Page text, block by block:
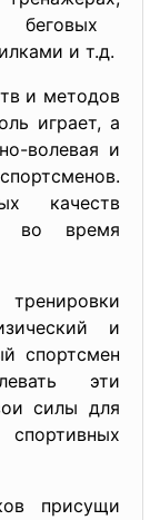
беговых
и т.д.
и методов
играет, а
волевая и
качеств
во время
и
спортсмен
эти
силы для
присущи